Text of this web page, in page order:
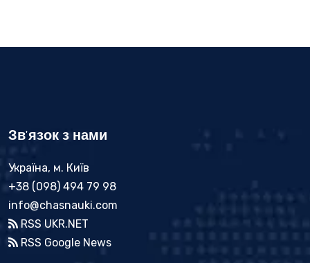
Зв'язок з нами
Україна, м. Київ
+38 (098) 494 79 98
info@chasnauki.com
RSS UKR.NET
RSS Google News